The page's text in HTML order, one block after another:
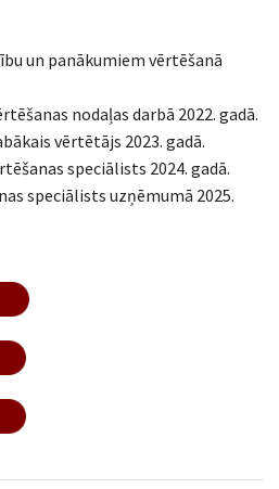
un panākumiem vērtēšanā
nodaļas darbā 2022. gadā.
vērtētājs 2023. gadā.
speciālists 2024. gadā.
speciālists uzņēmumā 2025.